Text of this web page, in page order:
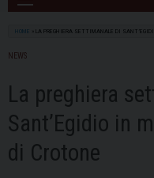
HOME LA PREGHIERA SETTIMANALE DI
NEWS
La preghiera
Sant’Egidio in
di Crotone